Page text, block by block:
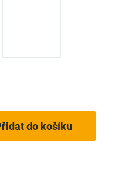
do košíku